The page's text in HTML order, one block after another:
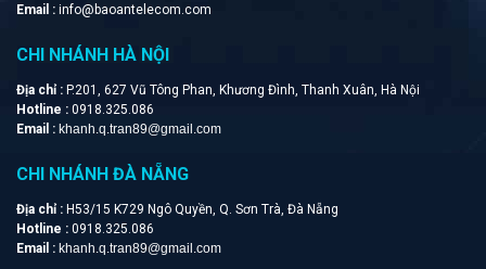
Email : info@baoantelecom.com
CHI NHÁNH HÀ NỘI
Địa chỉ : P.201, 627 Vũ Tông Phan, Khương Đình, Thanh Xuân, Hà Nội
Hotline : 0918.325.086
Email : khanh.q.tran89@gmail.com
CHI NHÁNH ĐÀ NẴNG
Địa chỉ : H53/15 K729 Ngô Quyền, Q. Sơn Trà, Đà Nẵng
Hotline : 0918.325.086
Email : khanh.q.tran89@gmail.com